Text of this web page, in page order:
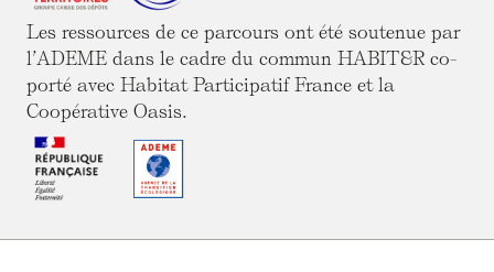
Les ressources de ce parcours ont été soutenue par
l’ADEME dans le cadre du commun HABIT&R co-
porté avec Habitat Participatif France et la
Coopérative Oasis.